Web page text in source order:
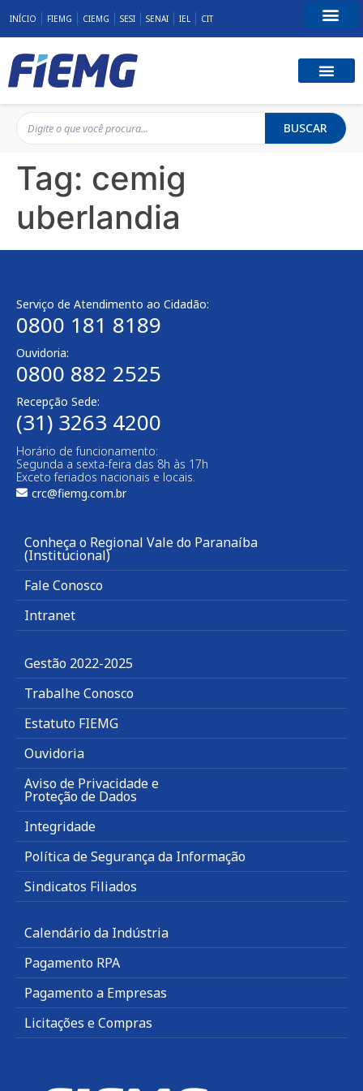
INÍCIO FIEMG CIEMG SESI SENAI IEL CIT
BUSCAR
Tag: cemig
uberlandia
Serviço de Atendimento ao Cidadão:
0800 181 8189
Ouvidoria:
0800 882 2525
Recepção Sede:
(31) 3263 4200
Horário de funcionamento:
Segunda a sexta-feira das 8h às 17h
Exceto feriados nacionais e locais.
crc@fiemg.com.br
Conheça o Regional Vale do Paranaíba
(Institucional)
Fale Conosco
Intranet
Gestão 2022-2025
Trabalhe Conosco
Estatuto FIEMG
Ouvidoria
Aviso de Privacidade e
Proteção de Dados
Integridade
Política de Segurança da Informação
Sindicatos Filiados
Calendário da Indústria
Pagamento RPA
Pagamento a Empresas
Licitações e Compras